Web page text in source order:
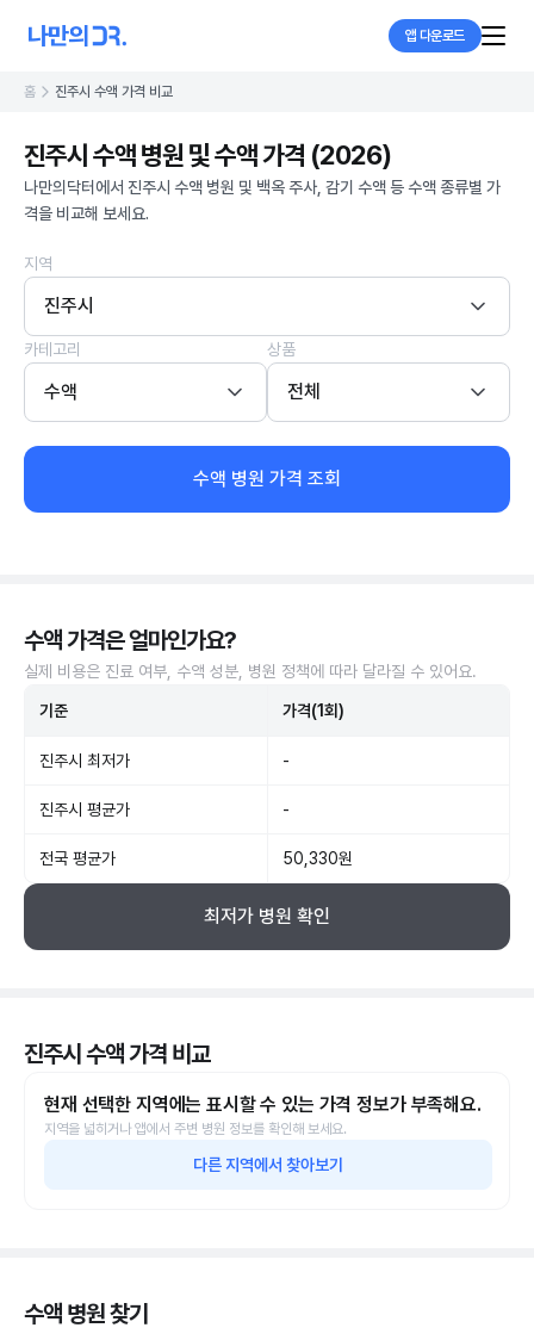
앱 다운로드
홈 진주시 수액 가격 비교
진주시 수액 병원 및 수액 가격 (2026)
나만의닥터에서 진주시 수액 병원 및 백옥 주사, 감기 수액 등 수액 종류별 가
격을 비교해 보세요.
지역
진주시
카테고리
수액
상품
전체
수액 병원 가격 조회
수액 가격은 얼마인가요?
실제 비용은 진료 여부, 수액 성분, 병원 정책에 따라 달라질 수 있어요.
기준 가격(1회)
진주시 최저가 -
진주시 평균가 -
전국 평균가 50,330원
최저가 병원 확인
진주시 수액 가격 비교
현재 선택한 지역에는 표시할 수 있는 가격 정보가 부족해요.
지역을 넓히거나 앱에서 주변 병원 정보를 확인해 보세요.
다른 지역에서 찾아보기
수액 병원 찾기